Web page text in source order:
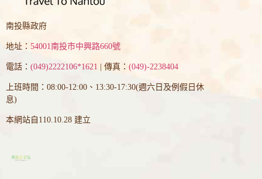
南投縣政府
地址： 54001南投市中興路660號
電話： (049)2222106*1621 | 傳真： (049)-2238404
上班時間：08:00-12:00、13:30-17:30(週六日及例假日休
息)
本網站自110.10.28 建立